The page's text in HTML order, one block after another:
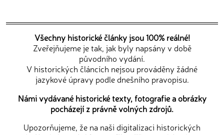
Všechny historické články jsou 100% reálné!
Zveřejňujeme je tak, jak byly napsány v době
původního vydání.
V historických článcích nejsou prováděny žádné
jazykové úpravy podle dnešního pravopisu.
Námi vydávané historické texty, fotografie a obrázky
pocházejí z právně volných zdrojů.
Upozorňujeme, že na naši digitalizaci historických